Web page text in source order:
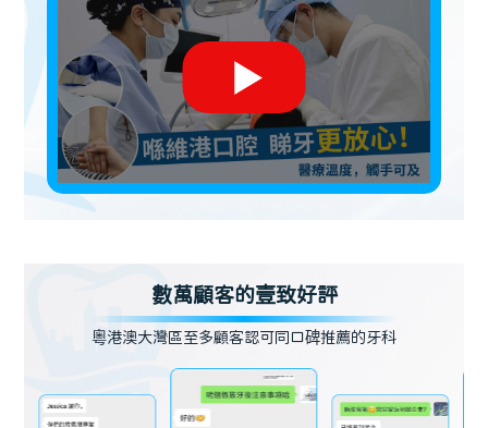
數萬顧客的壹致好評
粵港澳大灣區至多顧客認可同口碑推薦的牙科